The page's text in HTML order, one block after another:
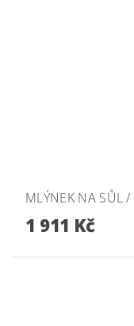
MLÝNEK NA SŮL
1 911 Kč